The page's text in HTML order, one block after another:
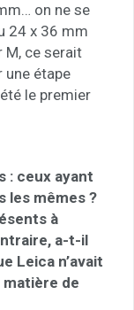
on ne se
24 x 36 mm
M, ce serait
une étape
le premier
: ceux ayant
les mêmes ?
à
a-t-il
Leica n’avait
de